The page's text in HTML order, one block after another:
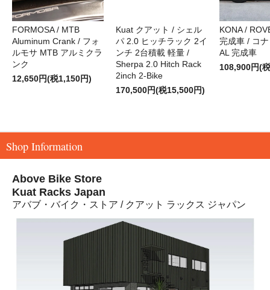
FORMOSA / MTB
Aluminum Crank / フォ
ルモサ MTB アルミクラ
ンク
12,650円(税1,150円)
Kuat クアット / シェル
パ 2.0 ヒッチラック 2イ
ンチ 2台積載 軽量 /
Sherpa 2.0 Hitch Rack
2inch 2-Bike
170,500円(税15,500円)
KONA /
完成車 / コ
AL 完成車
108,900円(
Shop Information
Above Bike Store
Kuat Racks Japan
アバブ・バイク・ストア / クアット ラックス ジャパン